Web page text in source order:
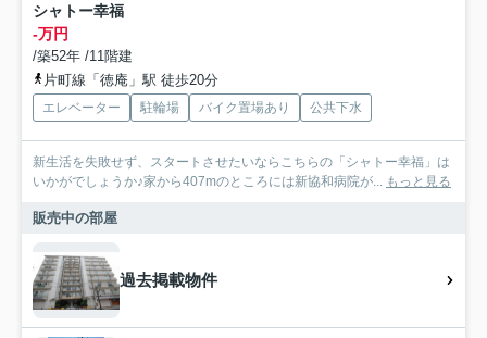
シャトー幸福
-万円
/築52年 /11階建
片町線「徳庵」駅 徒歩20分
エレベーター 駐輪場 バイク置場あり 公共下水
新生活を失敗せず、スタートさせたいならこちらの「シャトー幸福」は
いかがでしょうか♪家から407mのところには新協和病院が... もっと見る
販売中の部屋
過去掲載物件